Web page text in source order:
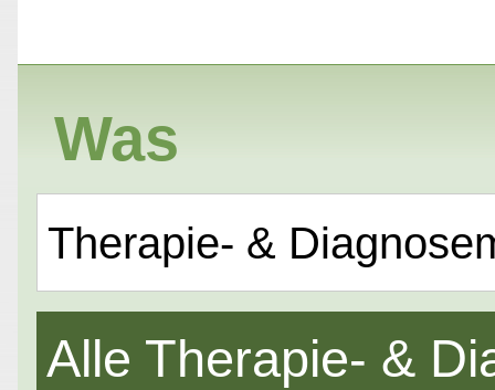
Was
Therapie- &
Alle Therapie- &